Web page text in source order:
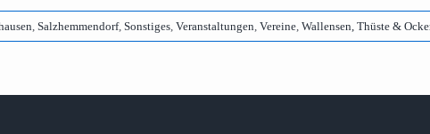
, Salzhemmendorf, Sonstiges, Veranstaltungen, Vereine, Wallensen, Thüste &